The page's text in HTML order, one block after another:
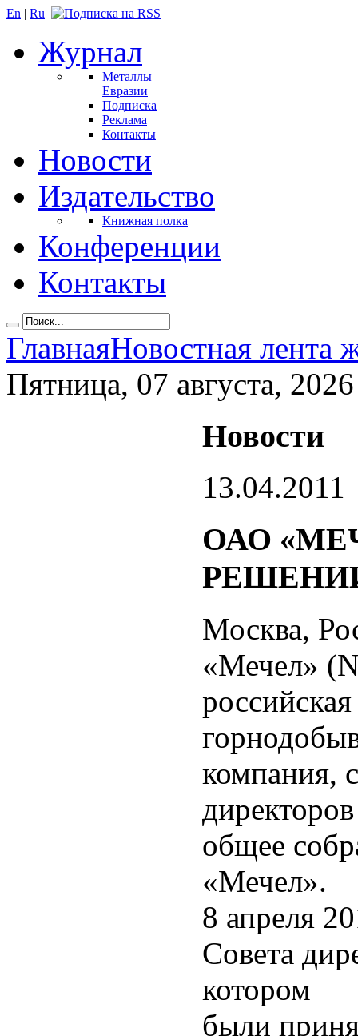
En | Ru
Журнал
Металлы
Евразии
Подписка
Реклама
Контакты
Новости
Издательство
Книжная полка
Конференции
Контакты
ГлавнаяНовостная лента
Пятница, 07 августа, 2026
Новости
13.04.2011
ОАО
Москва,
«Мечел»
российская
компания,
общее
«Мечел».
8 апреля
Совета
котором
были